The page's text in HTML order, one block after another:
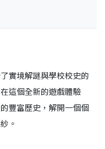
實境解謎與學校校史的
這個全新的遊戲體驗
豐富歷史，解開一個個
。